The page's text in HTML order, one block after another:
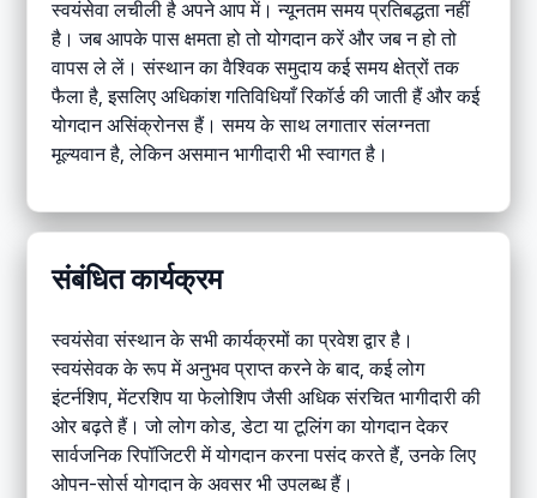
स्वयंसेवा लचीली है अपने आप में। न्यूनतम समय प्रतिबद्धता नहीं
है। जब आपके पास क्षमता हो तो योगदान करें और जब न हो तो
वापस ले लें। संस्थान का वैश्विक समुदाय कई समय क्षेत्रों तक
फैला है, इसलिए अधिकांश गतिविधियाँ रिकॉर्ड की जाती हैं और कई
योगदान असिंक्रोनस हैं। समय के साथ लगातार संलग्नता
मूल्यवान है, लेकिन असमान भागीदारी भी स्वागत है।
संबंधित कार्यक्रम
स्वयंसेवा संस्थान के सभी कार्यक्रमों का प्रवेश द्वार है।
स्वयंसेवक के रूप में अनुभव प्राप्त करने के बाद, कई लोग
इंटर्नशिप, मेंटरशिप या फेलोशिप जैसी अधिक संरचित भागीदारी की
ओर बढ़ते हैं। जो लोग कोड, डेटा या टूलिंग का योगदान देकर
सार्वजनिक रिपॉजिटरी में योगदान करना पसंद करते हैं, उनके लिए
ओपन-सोर्स योगदान के अवसर भी उपलब्ध हैं।